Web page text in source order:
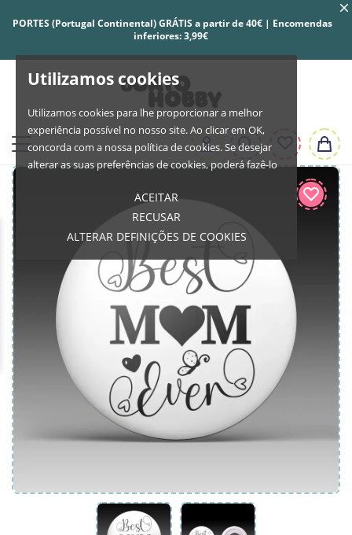
Utilizamos cookies
Utilizamos cookies para lhe proporcionar a melhor
experiência possível no nosso site. Ao clicar em OK,
concorda com a nossa política de cookies. Se desejar
alterar as suas preferências de cookies, poderá fazê-lo
ACEITAR
RECUSAR
ALTERAR DEFINIÇÕES DE COOKIES
PORTES (Portugal Continental) GRÁTIS a partir de 40€ | Encomendas
inferiores: 3,99€